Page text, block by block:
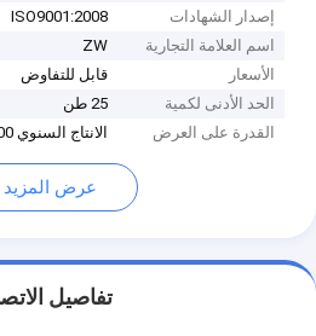
إصدار الشهادات
ISO9001:2008
اسم العلامة التجارية
ZW
الأسعار
قابل للتفاوض
الحد الأدنى لكمية
25 طن
القدرة على العرض
الانتاج السنوي 50000 طن
عرض المزيد
تفاصيل